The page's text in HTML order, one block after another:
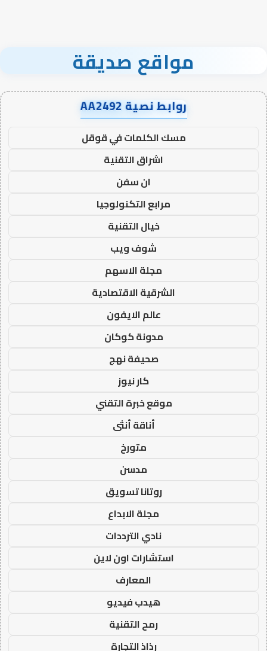
مواقع صديقة
روابط نصية AA2492
مسك الكلمات في قوقل
اشراق التقنية
ان سفن
مرابع التكنولوجيا
خيال التقنية
شوف ويب
مجلة الاسهم
الشرقية الاقتصادية
عالم الايفون
مدونة كوكان
صحيفة نهج
كار نيوز
موقع خبرة التقني
أناقة أنثى
متورخ
مدسن
روتانا تسويق
مجلة الابداع
نادي الترددات
استشارات اون لاين
المعارف
هيدب فيديو
رمح التقنية
رذاذ التجارة